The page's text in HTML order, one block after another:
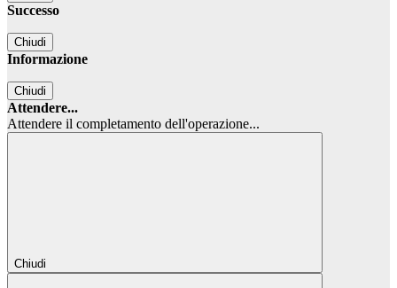
Successo
Chiudi
Informazione
Chiudi
Attendere...
Attendere il completamento dell'operazione...
Chiudi